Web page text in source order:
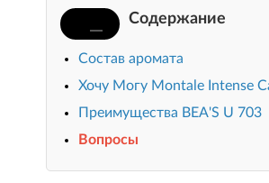
Содержание
Состав аромата
Хочу Могу Montale Intense
Преимущества BEA'S U 703
Вопросы